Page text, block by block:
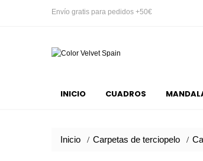
Envío gratis para pedidos +50€
INICIO CUADROS
Inicio Carpetas de terciopelo